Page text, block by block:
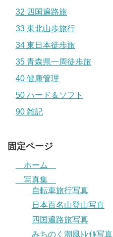
32 四国遍路旅
33 東北山歩旅行
34 東日本徒歩旅
35 青森県一周徒歩旅
40 健康管理
50 ハード＆ソフト
90 雑記
固定ページ
ホーム
写真集
自転車旅行写真
日本百名山登山写真
四国遍路旅写真
みちのく潮風ﾄﾚｲﾙ写真